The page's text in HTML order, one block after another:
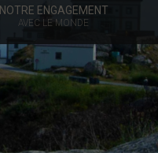
NOTRE ENGAGEMENT
AVEC LE MONDE